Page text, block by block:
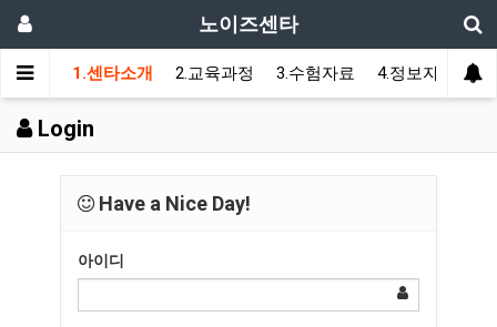
노이즈센타
1.센타소개 2.교육과정 3.수험자료 4.정보자료 5.
Login
Have a Nice Day!
아이디